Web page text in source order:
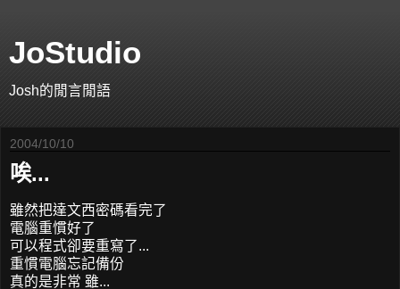
JoStudio
Josh的閒言閒語
2004/10/10
唉...
雖然把達文西密碼看完了
電腦重慣好了
可以程式卻要重寫了...
重慣電腦忘記備份
真的是非常 雖...